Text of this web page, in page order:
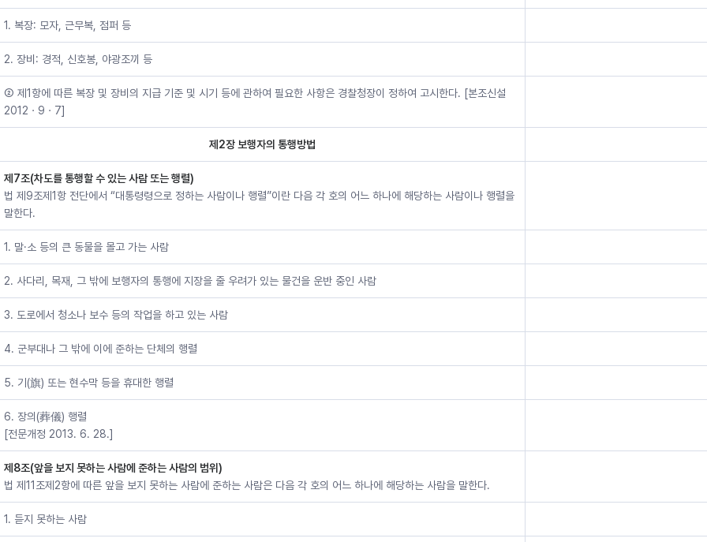
1. 복장: 모자, 근무복, 점퍼 등
2. 장비: 경적, 신호봉, 야광조끼 등
② 제1항에 따른 복장 및 장비의 지급 기준 및 시기 등에 관하여 필요한 사항은 경찰청장이 정하여 고시한다. [본조신설
2012ㆍ9ㆍ7]
제2장 보행자의 통행방법
제7조(차도를 통행할 수 있는 사람 또는 행렬)
법 제9조제1항 전단에서 “대통령령으로 정하는 사람이나 행렬”이란 다음 각 호의 어느 하나에 해당하는 사람이나 행렬을
말한다.
1. 말·소 등의 큰 동물을 몰고 가는 사람
2. 사다리, 목재, 그 밖에 보행자의 통행에 지장을 줄 우려가 있는 물건을 운반 중인 사람
3. 도로에서 청소나 보수 등의 작업을 하고 있는 사람
4. 군부대나 그 밖에 이에 준하는 단체의 행렬
5. 기(旗) 또는 현수막 등을 휴대한 행렬
6. 장의(葬儀) 행렬
[전문개정 2013. 6. 28.]
제8조(앞을 보지 못하는 사람에 준하는 사람의 범위)
법 제11조제2항에 따른 앞을 보지 못하는 사람에 준하는 사람은 다음 각 호의 어느 하나에 해당하는 사람을 말한다.
1. 듣지 못하는 사람